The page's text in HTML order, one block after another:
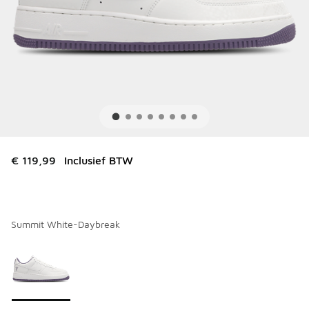
€ 119,99 Inclusief BTW
Summit White-Daybreak